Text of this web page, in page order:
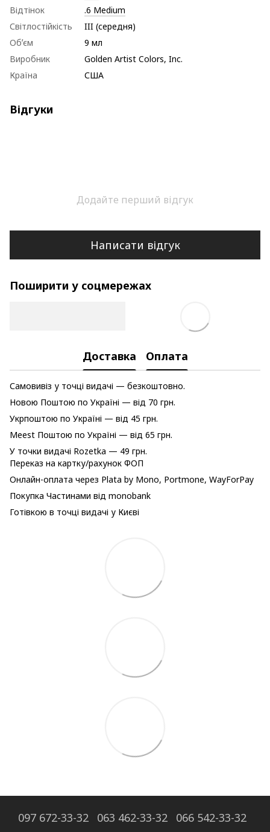
Відтінок
.6 Medium
Світлостійкість
III (середня)
Обʼєм
9 мл
Виробник
Golden Artist Colors, Inc.
Країна
США
Відгуки
Додайте перший відгук
Написати відгук
Поширити у соцмережах
Доставка Оплата
Самовивіз у точці видачі — безкоштовно.
Новою Поштою по Україні — від 70 грн.
Укрпоштою по Україні — від 45 грн.
Meest Поштою по Україні — від 65 грн.
У точки видачі Rozetka — 49 грн.
Переказ на картку/рахунок ФОП
Онлайн-оплата через Plata by Mono, Portmone, WayForPay
Покупка Частинами від monobank
Готівкою в точці видачі у Києві
097 672-33-32 063 462-33-32 066 542-33-32